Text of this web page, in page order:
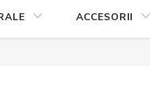
ACCESORII